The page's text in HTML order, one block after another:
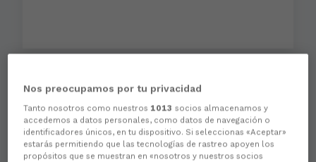
Aún no hay reacciones. ¡Sé el primero!
Nos preocupamos por tu privacidad
Tanto nosotros como nuestros 1013 socios almacenamos y
accedemos a datos personales, como datos de navegación o
identificadores únicos, en tu dispositivo. Si seleccionas «Aceptar»
estarás permitiendo que las tecnologías de rastreo apoyen los
propósitos que se muestran en «nosotros y nuestros socios